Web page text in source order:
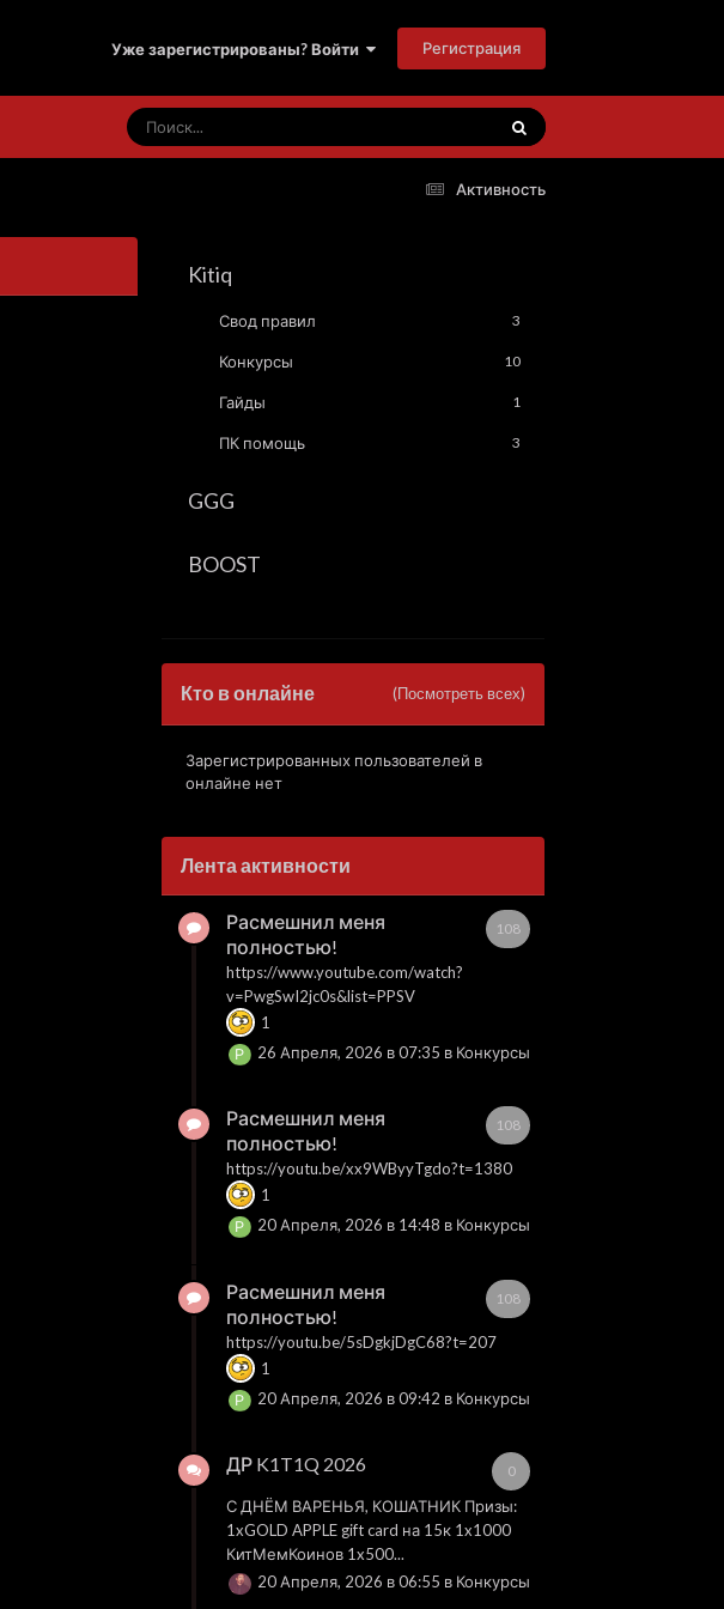
Уже зарегистрированы? Войти Регистрация
Активность
Kitiq
Свод правил 3
Конкурсы 10
Гайды 1
ПК помощь 3
GGG
BOOST
Кто в онлайне (Посмотреть всех)
Зарегистрированных пользователей в
онлайне нет
Лента активности
108
Расмешнил меня
полностью!
https://www.youtube.com/watch?
v=PwgSwI2jc0s&list=PPSV
1
26 Апреля, 2026 в 07:35 в Конкурсы
108
Расмешнил меня
полностью!
https://youtu.be/xx9WByyTgdo?t=1380
1
20 Апреля, 2026 в 14:48 в Конкурсы
108
Расмешнил меня
полностью!
https://youtu.be/5sDgkjDgC68?t=207
1
20 Апреля, 2026 в 09:42 в Конкурсы
0
ДР K1T1Q 2026
С ДНЁМ ВАРЕНЬЯ, КОШАТНИК Призы:
1xGOLD APPLE gift card на 15к 1x1000
КитМемКоинов 1x500...
20 Апреля, 2026 в 06:55 в Конкурсы